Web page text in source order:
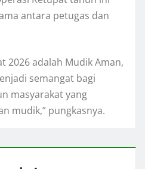
antara petugas dan
2026 adalah Mudik Aman,
semangat bagi
masyarakat yang
mudik,” pungkasnya.